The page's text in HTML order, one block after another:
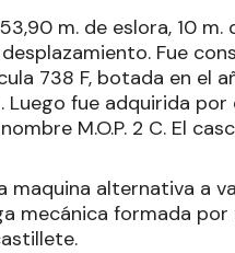
m. de eslora, 10
Fue
738 F, botada en el
Luego fue adquirida
M.O.P. 2 C. El
maquina alternativa a
mecánica formada